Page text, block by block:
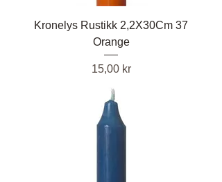
Kronelys Rustikk 2,2X30Cm 37
Orange
Pris
15,00 kr